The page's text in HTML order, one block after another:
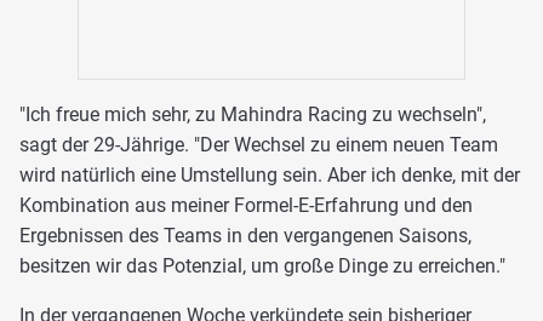
"Ich freue mich sehr, zu Mahindra Racing zu wechseln",
sagt der 29-Jährige. "Der Wechsel zu einem neuen Team
wird natürlich eine Umstellung sein. Aber ich denke, mit der
Kombination aus meiner Formel-E-Erfahrung und den
Ergebnissen des Teams in den vergangenen Saisons,
besitzen wir das Potenzial, um große Dinge zu erreichen."
In der vergangenen Woche verkündete sein bisheriger